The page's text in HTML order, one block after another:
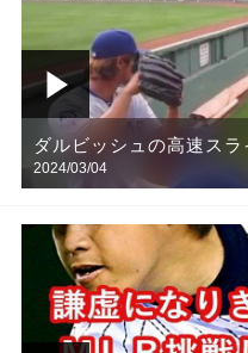
ダルビッシュの高速ス
球」
2024/03/04